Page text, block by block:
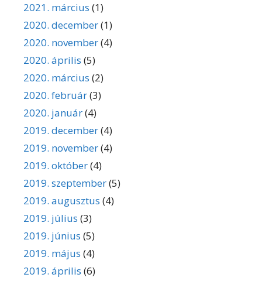
2021. március (1)
2020. december(1)
2020. november(4)
2020. április (5)
2020. március (2)
2020. február(3)
2020. január(4)
2019. december(4)
2019. november(4)
2019. október(4)
2019. szeptember(5)
2019. augusztus (4)
2019. július (3)
2019. június (5)
2019. május (4)
2019. április (6)